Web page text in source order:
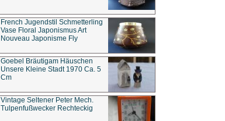
French Jugendstil Schmetterling
Vase Floral Japonismus Art
Nouveau Japonisme Fly
Goebel Bräutigam Häuschen
Unsere Kleine Stadt 1970 Ca. 5
Cm
Vintage Seltener Peter Mech.
Tulpenfußwecker Rechteckig